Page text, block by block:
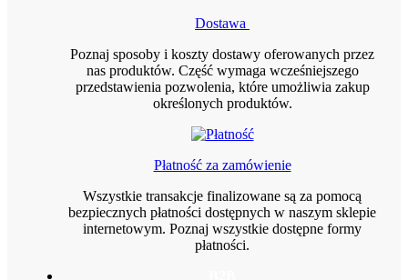
Dostawa
Poznaj sposoby i koszty dostawy oferowanych przez
nas produktów. Część wymaga wcześniejszego
przedstawienia pozwolenia, które umożliwia zakup
określonych produktów.
Płatność za zamówienie
Wszystkie transakcje finalizowane są za pomocą
bezpiecznych płatności dostępnych w naszym sklepie
internetowym. Poznaj wszystkie dostępne formy
płatności.